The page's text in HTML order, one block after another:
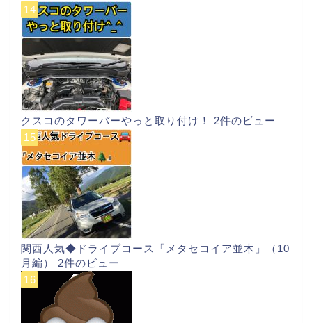
クスコのタワーバーやっと取り付け！ 2件のビュー
関西人気◆ドライブコース「メタセコイア並木」（10
月編） 2件のビュー